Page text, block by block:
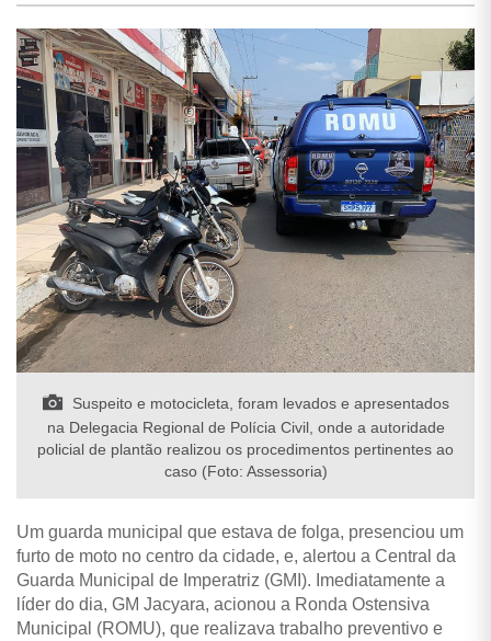
Suspeito e motocicleta, foram levados e apresentados
na Delegacia Regional de Polícia Civil, onde a autoridade
policial de plantão realizou os procedimentos pertinentes ao
caso (Foto: Assessoria)
Um guarda municipal que estava de folga, presenciou um
furto de moto no centro da cidade, e, alertou a Central da
Guarda Municipal de Imperatriz (GMI). Imediatamente a
líder do dia, GM Jacyara, acionou a Ronda Ostensiva
Municipal (ROMU), que realizava trabalho preventivo e